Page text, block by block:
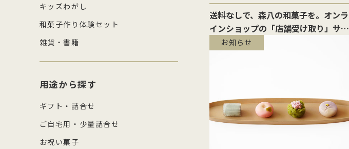
送料なしで、森八の和菓子を。オンラ
インショップの「店舗受け取り」サー
ビスのご案内
お知らせ
キッズわがし
和菓子作り体験セット
雑貨・書籍
用途から探す
ギフト・詰合せ
ご自宅用・少量詰合せ
お祝い菓子